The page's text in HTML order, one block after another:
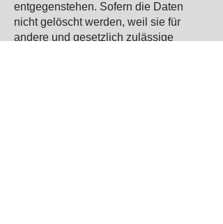
entgegenstehen. Sofern die Daten
nicht gelöscht werden, weil sie für
andere und gesetzlich zulässige